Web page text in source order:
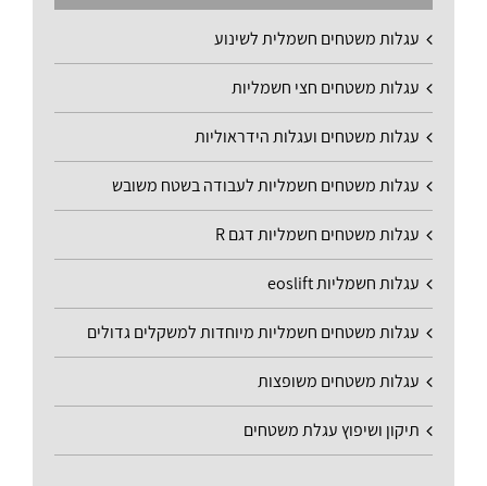
עגלות משטחים חשמלית לשינוע
עגלות משטחים חצי חשמליות
עגלות משטחים ועגלות הידראוליות
עגלות משטחים חשמליות לעבודה בשטח משובש
עגלות משטחים חשמליות דגם R
עגלות חשמליות eoslift
עגלות משטחים חשמליות מיוחדות למשקלים גדולים
עגלות משטחים משופצות
תיקון ושיפוץ עגלת משטחים